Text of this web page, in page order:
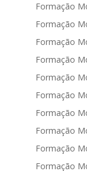
Formação
Formação
Formação
Formação
Formação
Formação
Formação
Formação
Formação
Formação